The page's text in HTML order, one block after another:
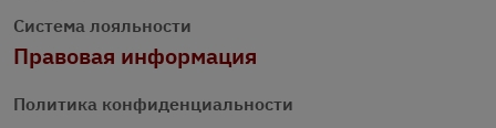
Система лояльности
Правовая информация
Политика конфиденциальности